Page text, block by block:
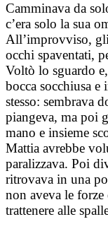
​Camminava da
c’era solo la sua
All’improvviso,
occhi spaventati,
Voltò lo sguardo
bocca socchiusa
stesso: sembrava
piangeva, ma poi
mano e insieme
Mattia avrebbe
paralizzava. Poi
ritrovava in una
non aveva le forze
trattenere alle